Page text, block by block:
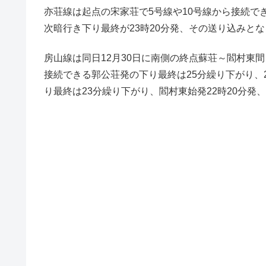
亦荘線は起点の宋家荘で5号線や10号線から接続
次暗行き下り最終が23時20分発、その送り込みと
房山線は同日12月30日に南側の終点蘇荘～閻村東
接続できる郭公荘発の下り最終は25分繰り下がり
り最終は23分繰り下がり、閻村東始発22時20分発